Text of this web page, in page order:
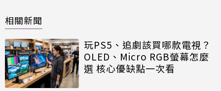
相關新聞
玩PS5、追劇該買哪款電視？
OLED、Micro RGB螢幕怎麼
選 核心優缺點一次看